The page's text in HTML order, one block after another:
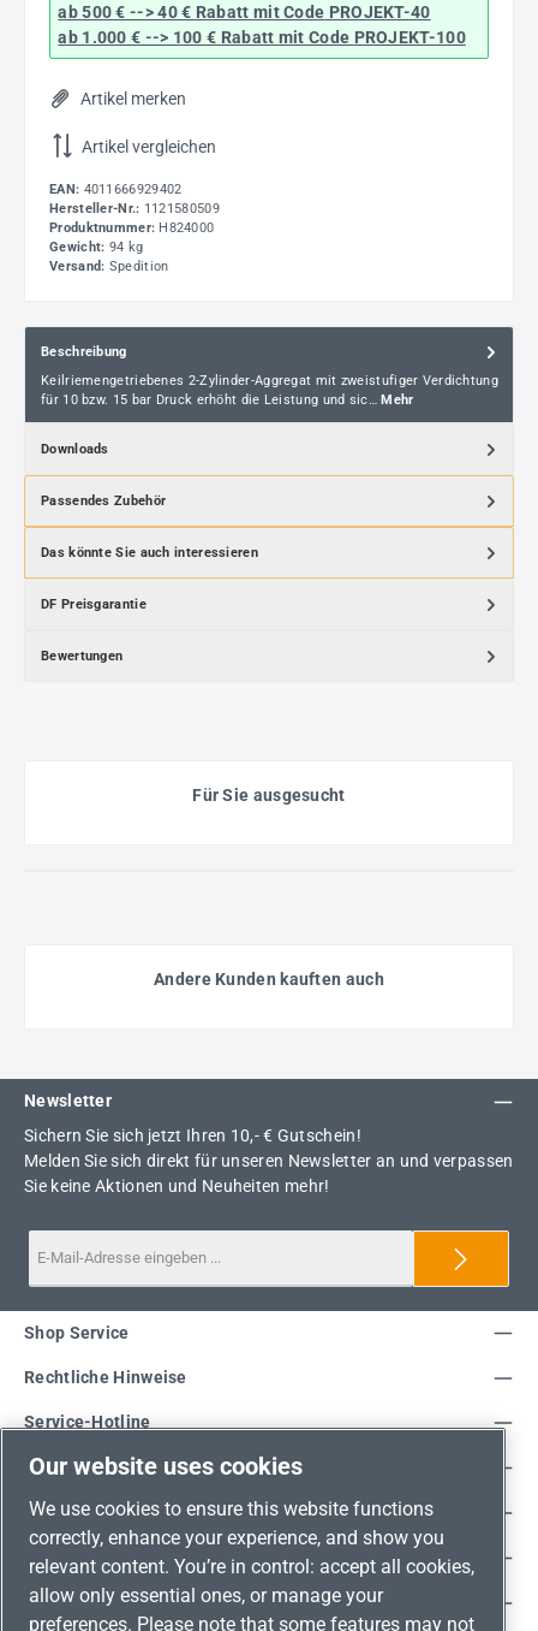
ab 500 € --> 40 € Rabatt mit Code PROJEKT-40
ab 1.000 € --> 100 € Rabatt mit Code PROJEKT-100
Artikel merken
Artikel vergleichen
EAN: 4011666929402
Hersteller-Nr.: 1121580509
Produktnummer: H824000
Gewicht: 94 kg
Versand: Spedition
Beschreibung
Keilriemengetriebenes 2-Zylinder-Aggregat mit zweistufiger Verdichtung
für 10 bzw. 15 bar Druck erhöht die Leistung und sic… Mehr
Downloads
Passendes Zubehör
Das könnte Sie auch interessieren
DF Preisgarantie
Bewertungen
Für Sie ausgesucht
Andere Kunden kauften auch
Newsletter
Sichern Sie sich jetzt Ihren 10,- € Gutschein!
Melden Sie sich direkt für unseren Newsletter an und verpassen
Sie keine Aktionen und Neuheiten mehr!
Service-Hotline
Shop Service
Rechtliche Hinweise
Unsere Vorteile
Versandarten
Zahlungsarten
Adresse
Our website uses cookies
We use cookies to ensure this website functions
correctly, enhance your experience, and show you
relevant content. You’re in control: accept all cookies,
allow only essential ones, or manage your
preferences. Please note that some features may not